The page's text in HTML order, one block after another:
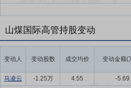
山煤国际高管持股变动
变动人 变动股数 成交均价 变动金额(
马凌云 -1.25万 4.55 -5.69